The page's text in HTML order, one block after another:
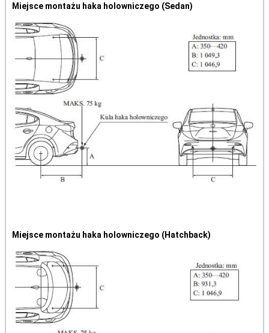
Miejsce montażu haka holowniczego (Sedan)
Miejsce montażu haka holowniczego (Hatchback)